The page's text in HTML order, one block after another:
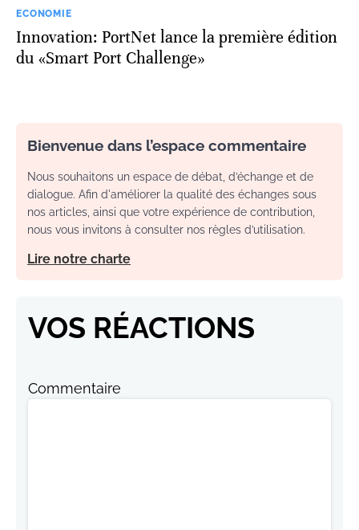
ECONOMIE
Innovation: PortNet lance la première édition
du «Smart Port Challenge»
Bienvenue dans l’espace commentaire
Nous souhaitons un espace de débat, d’échange et de
dialogue. Afin d'améliorer la qualité des échanges sous
nos articles, ainsi que votre expérience de contribution,
nous vous invitons à consulter nos règles d’utilisation.
Lire notre charte
VOS RÉACTIONS
Commentaire